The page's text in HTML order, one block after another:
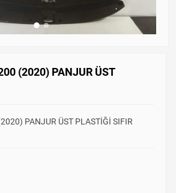
(2020) PANJUR ÜST
PANJUR ÜST PLASTİĞİ SIFIR